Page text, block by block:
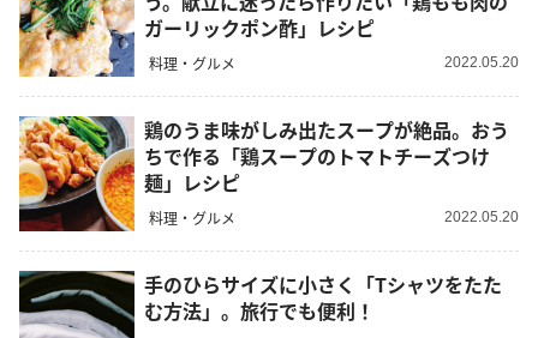
ガーリックポン酢」レシピ
料理・グルメ 2022.05.20
鶏のうま味がしみ出たスープが絶品。おう
ちで作る「鶏スープのトマトチーズつけ
麺」レシピ
料理・グルメ 2022.05.20
手のひらサイズに小さく「Tシャツをたた
む方法」。旅行でも便利！